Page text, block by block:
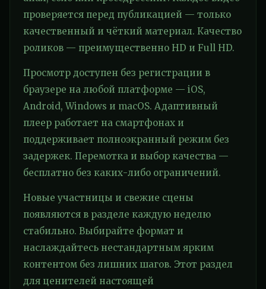
проверяется перед публикацией — только
качественный и чёткий материал. Качество
роликов — преимущественно HD и Full HD.
Просмотр доступен без регистрации в
браузере на любой платформе — iOS,
Android, Windows и macOS. Адаптивный
плеер работает на смартфонах и
поддерживает полноэкранный режим без
задержек. Перемотка и выбор качества —
бесплатно без каких-либо ограничений.
Новые участницы и свежие сцены
появляются в разделе каждую неделю
стабильно. Выбирайте формат и
наслаждайтесь нестандартным ярким
контентом без лишних шагов. Этот раздел
для ценителей настоящей